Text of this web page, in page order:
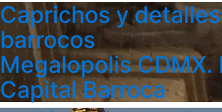
Caprichos y detalles
barrocos
Megalopolis CDMX.
Capital Barroca